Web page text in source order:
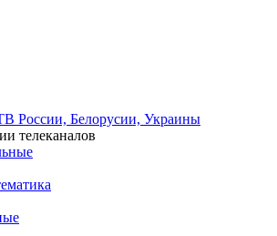
России, Белорусии, Украины
телеканалов